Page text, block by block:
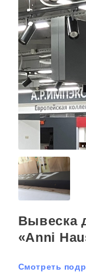
Вывеска
«Anni
Смотреть